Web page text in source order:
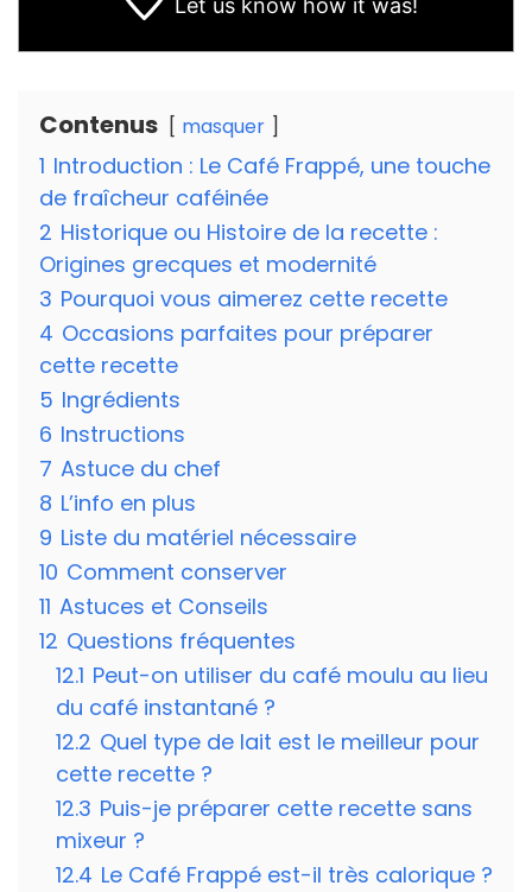
Let us know how it was!
Contenus masquer
1 Introduction : Le Café Frappé, une touche
de fraîcheur caféinée
2 Historique ou Histoire de la recette :
Origines grecques et modernité
3 Pourquoi vous aimerez cette recette
4 Occasions parfaites pour préparer
cette recette
5 Ingrédients
6 Instructions
7 Astuce du chef
8 L’info en plus
9 Liste du matériel nécessaire
10 Comment conserver
11 Astuces et Conseils
12 Questions fréquentes
12.1 Peut-on utiliser du café moulu au lieu
du café instantané ?
12.2 Quel type de lait est le meilleur pour
cette recette ?
12.3 Puis-je préparer cette recette sans
mixeur ?
12.4 Le Café Frappé est-il très calorique ?